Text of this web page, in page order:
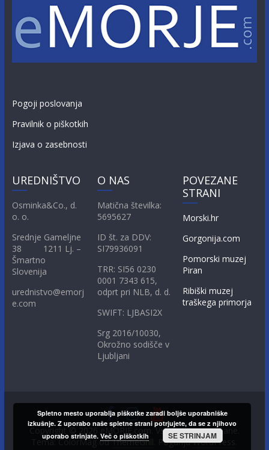
Pogoji poslovanja
Pravilnik o piškotkih
Izjava o zasebnosti
UREDNIŠTVO
Osminka&Co., d.
o. o.
Srednje Gameljne
38 1211 Lj. –
Šmartno
Slovenija
urednistvo@emorj
e.com
O NAS
Matična številka:
5695627
ID št. za DDV:
SI79936091
TRR: SI56 0230
0001 7343 615,
odprt pri NLB, d. d.
SWIFT: LJBASI2X
Srg 2016/10030,
Okrožno sodišče v
Ljubljani
POVEZANE
STRANI
Morski.hr
Gorgonija.com
Pomorski muzej
Piran
Ribiški muzej
traškega primorja
Copyright © 2026 eMORJE.com
. Vse pravice pridržane.
Tema: ColorMag odThemeGrill . PoganjaWordPress
Spletno mesto uporablja piškotke zaradi boljše uporabniške
izkušnje. Z uporabo naše spletne strani potrjujete, da se z njihovo
uporabo strinjate. Več o piškotkih SE STRINJAM